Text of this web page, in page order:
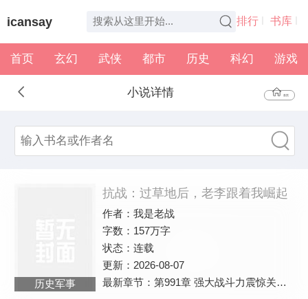
icansay 排行 书库
全本 书架
首页 玄幻 武侠 都市 历史 科幻 游戏
小说详情 首页
历史军事
抗战：过草地后，老李跟着我崛起
作者：我是老战
字数： 157万字
状态：连载
更新： 2026-08-07
最新章节：第991章 强大战斗力震惊关东军！慌了！